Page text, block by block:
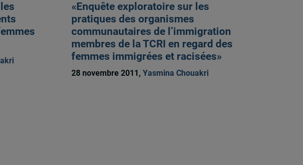
«Enquête exploratoire sur les
pratiques des organismes
communautaires de l’immigration
membres de la TCRI en regard des
femmes immigrées et racisées»
28 novembre 2011, Yasmina Chouakri